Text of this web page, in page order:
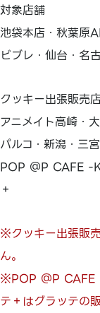
対象店舗
池袋本店・秋葉原
ビブレ・仙台・名
クッキー出張販売店
アニメイト高崎・
パルコ・新潟・三
POP ＠P CAFE -
＋
※クッキー出張販
ん。
※POP ＠P CAFE
テ＋はグラッテの